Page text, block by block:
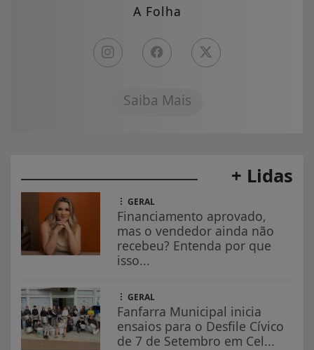
A Folha
Saiba Mais
+ Lidas
GERAL
Financiamento aprovado,
mas o vendedor ainda não
recebeu? Entenda por que
isso...
GERAL
Fanfarra Municipal inicia
ensaios para o Desfile Cívico
de 7 de Setembro em Cel...